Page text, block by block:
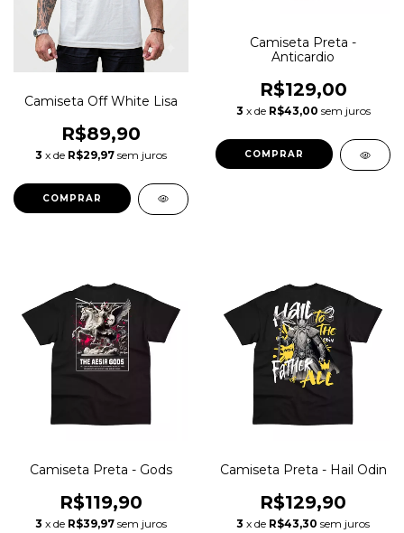
Camiseta Off White Lisa
R$89,90
3 x de R$29,97 sem juros
COMPRAR
Camiseta Preta -
Anticardio
R$129,00
3 x de R$43,00 sem juros
COMPRAR
Camiseta Preta - Gods
R$119,90
3 x de R$39,97 sem juros
Camiseta Preta - Hail Odin
R$129,90
3 x de R$43,30 sem juros